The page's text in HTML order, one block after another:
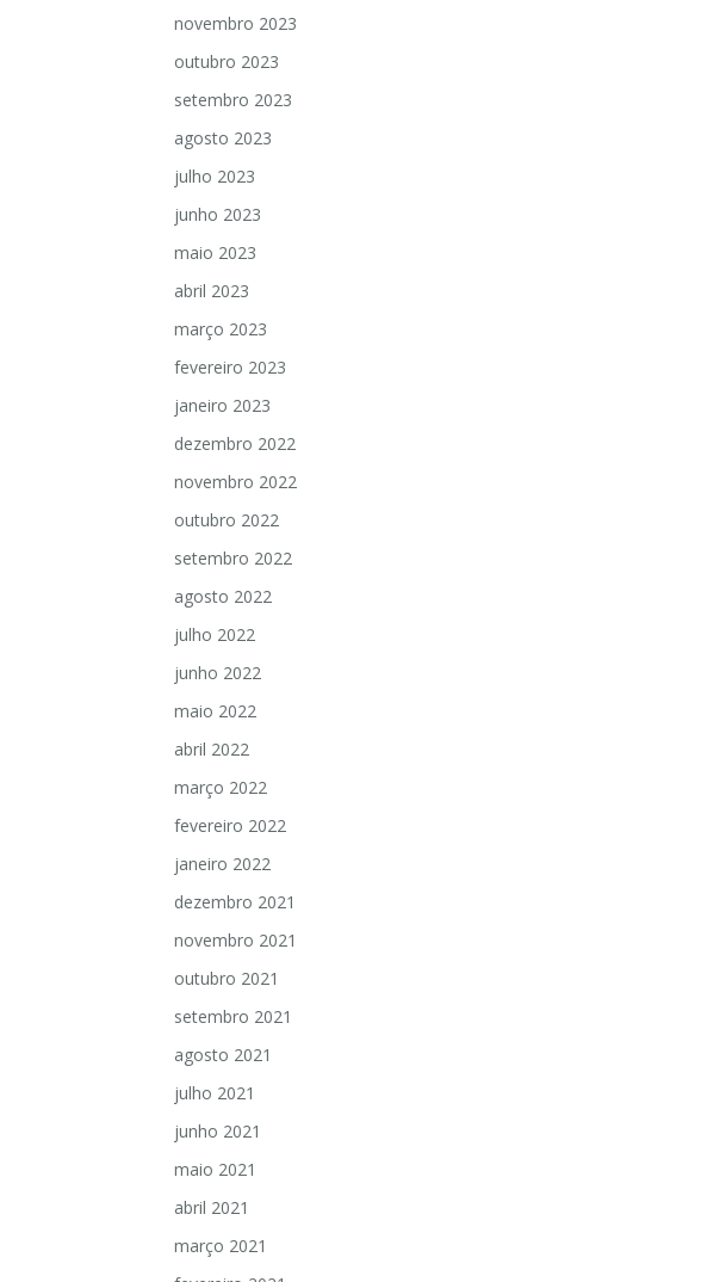
novembro 2023
outubro 2023
setembro 2023
agosto 2023
julho 2023
junho 2023
maio 2023
abril 2023
março 2023
fevereiro 2023
janeiro 2023
dezembro 2022
novembro 2022
outubro 2022
setembro 2022
agosto 2022
julho 2022
junho 2022
maio 2022
abril 2022
março 2022
fevereiro 2022
janeiro 2022
dezembro 2021
novembro 2021
outubro 2021
setembro 2021
agosto 2021
julho 2021
junho 2021
maio 2021
abril 2021
março 2021